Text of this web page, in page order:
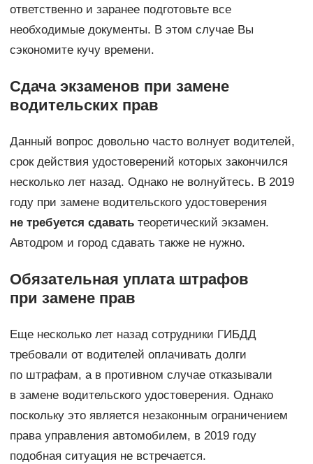
ответственно и заранее подготовьте все
необходимые документы. В этом случае Вы
сэкономите кучу времени.
Сдача экзаменов при замене
водительских прав
Данный вопрос довольно часто волнует водителей,
срок действия удостоверений которых закончился
несколько лет назад. Однако не волнуйтесь. В 2019
году при замене водительского удостоверения
не требуется сдаватьтеоретический экзамен.
Автодром и город сдавать также не нужно.
Обязательная уплата штрафов
при замене прав
Еще несколько лет назад сотрудники ГИБДД
требовали от водителей оплачивать долги
по штрафам, а в противном случае отказывали
в замене водительского удостоверения. Однако
поскольку это является незаконным ограничением
права управления автомобилем, в 2019 году
подобная ситуация не встречается.